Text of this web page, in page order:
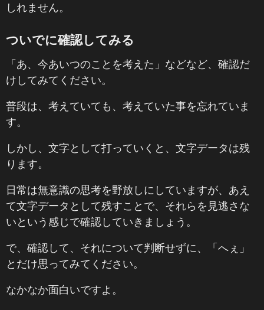
しれません。
ついでに確認してみる
「あ、今あいつのことを考えた」などなど、確認だ
けしてみてください。
普段は、考えていても、考えていた事を忘れていま
す。
しかし、文字として打っていくと、文字データは残
ります。
日常は無意識の思考を野放しにしていますが、あえ
て文字データとして残すことで、それらを見逃さな
いという感じで確認していきましょう。
で、確認して、それについて判断せずに、「へぇ」
とだけ思ってみてください。
なかなか面白いですよ。